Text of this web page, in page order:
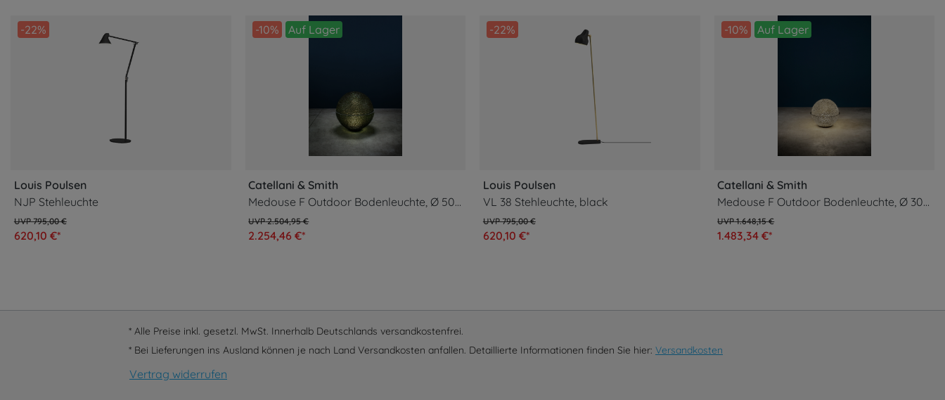
-22%
Louis Poulsen
NJP Stehleuchte
620,10 €*
795,00 €
-10% Auf Lager
Catellani & Smith
Medouse F Outdoor Bodenleuchte, Ø 50 cm
2.254,46 €*
2.504,95 €
-22%
Louis Poulsen
VL 38 Stehleuchte, black
620,10 €*
795,00 €
-10% Auf Lager
Catellani & Smith
Medouse F Outdoor Bodenleuchte, Ø 30 cm
1.483,34 €*
1.648,15 €
* Alle Preise inkl. gesetzl. MwSt. Innerhalb Deutschlands versandkostenfrei.
* Bei Lieferungen ins Ausland können je nach Land Versandkosten anfallen. Detaillierte Informationen finden Sie hier: Versandkosten
Vertrag widerrufen